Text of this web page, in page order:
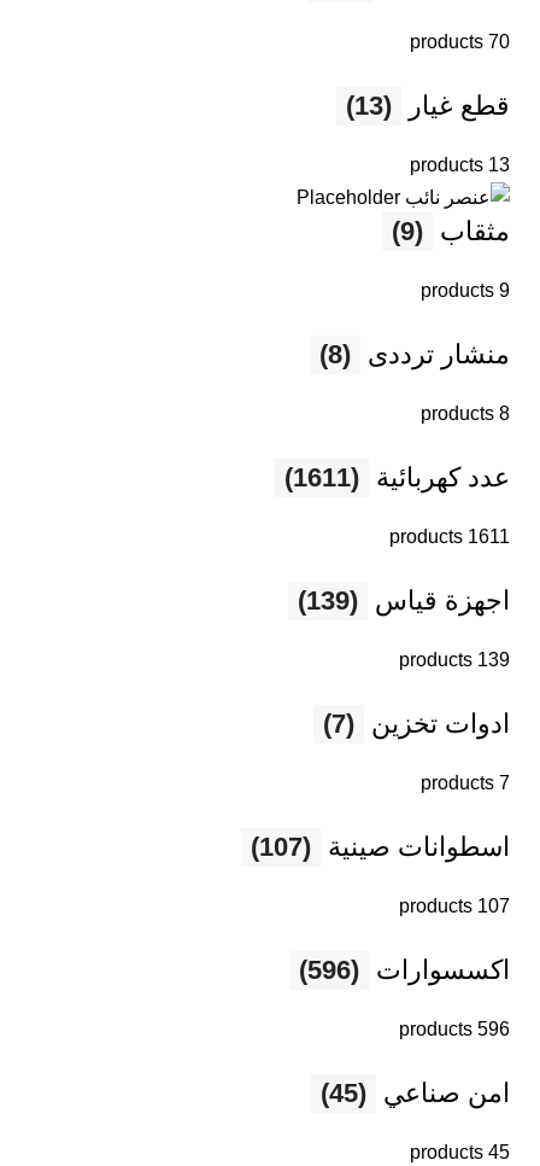
70 products
قطع غيار (13)
13 products
مثقاب (9)
9 products
منشار ترددى (8)
8 products
عدد كهربائية (1611)
1611 products
اجهزة قياس (139)
139 products
ادوات تخزين (7)
7 products
اسطوانات صينية (107)
107 products
اكسسوارات (596)
596 products
امن صناعي (45)
45 products